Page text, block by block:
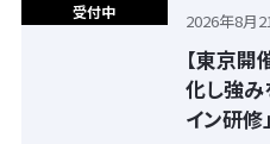
受付中 2026年8月
【東京
化し強み
イン研修